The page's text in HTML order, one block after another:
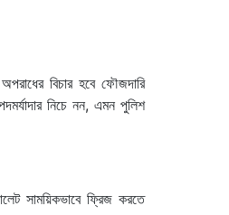
বিচার হবে ফৌজদারি
নিচে নন, এমন পুলিশ
সাময়িকভাবে ফ্রিজ করতে